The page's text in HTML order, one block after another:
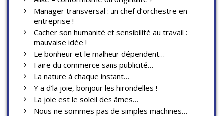
Manager transversal : un chef d’orchestre en
entreprise !
Cacher son humanité et sensibilité au travail :
mauvaise idée !
Le bonheur et le malheur dépendent…
Faire du commerce sans publicité…
La nature à chaque instant…
Y a d’la joie, bonjour les hirondelles !
La joie est le soleil des âmes…
Nous ne sommes pas de simples machines…